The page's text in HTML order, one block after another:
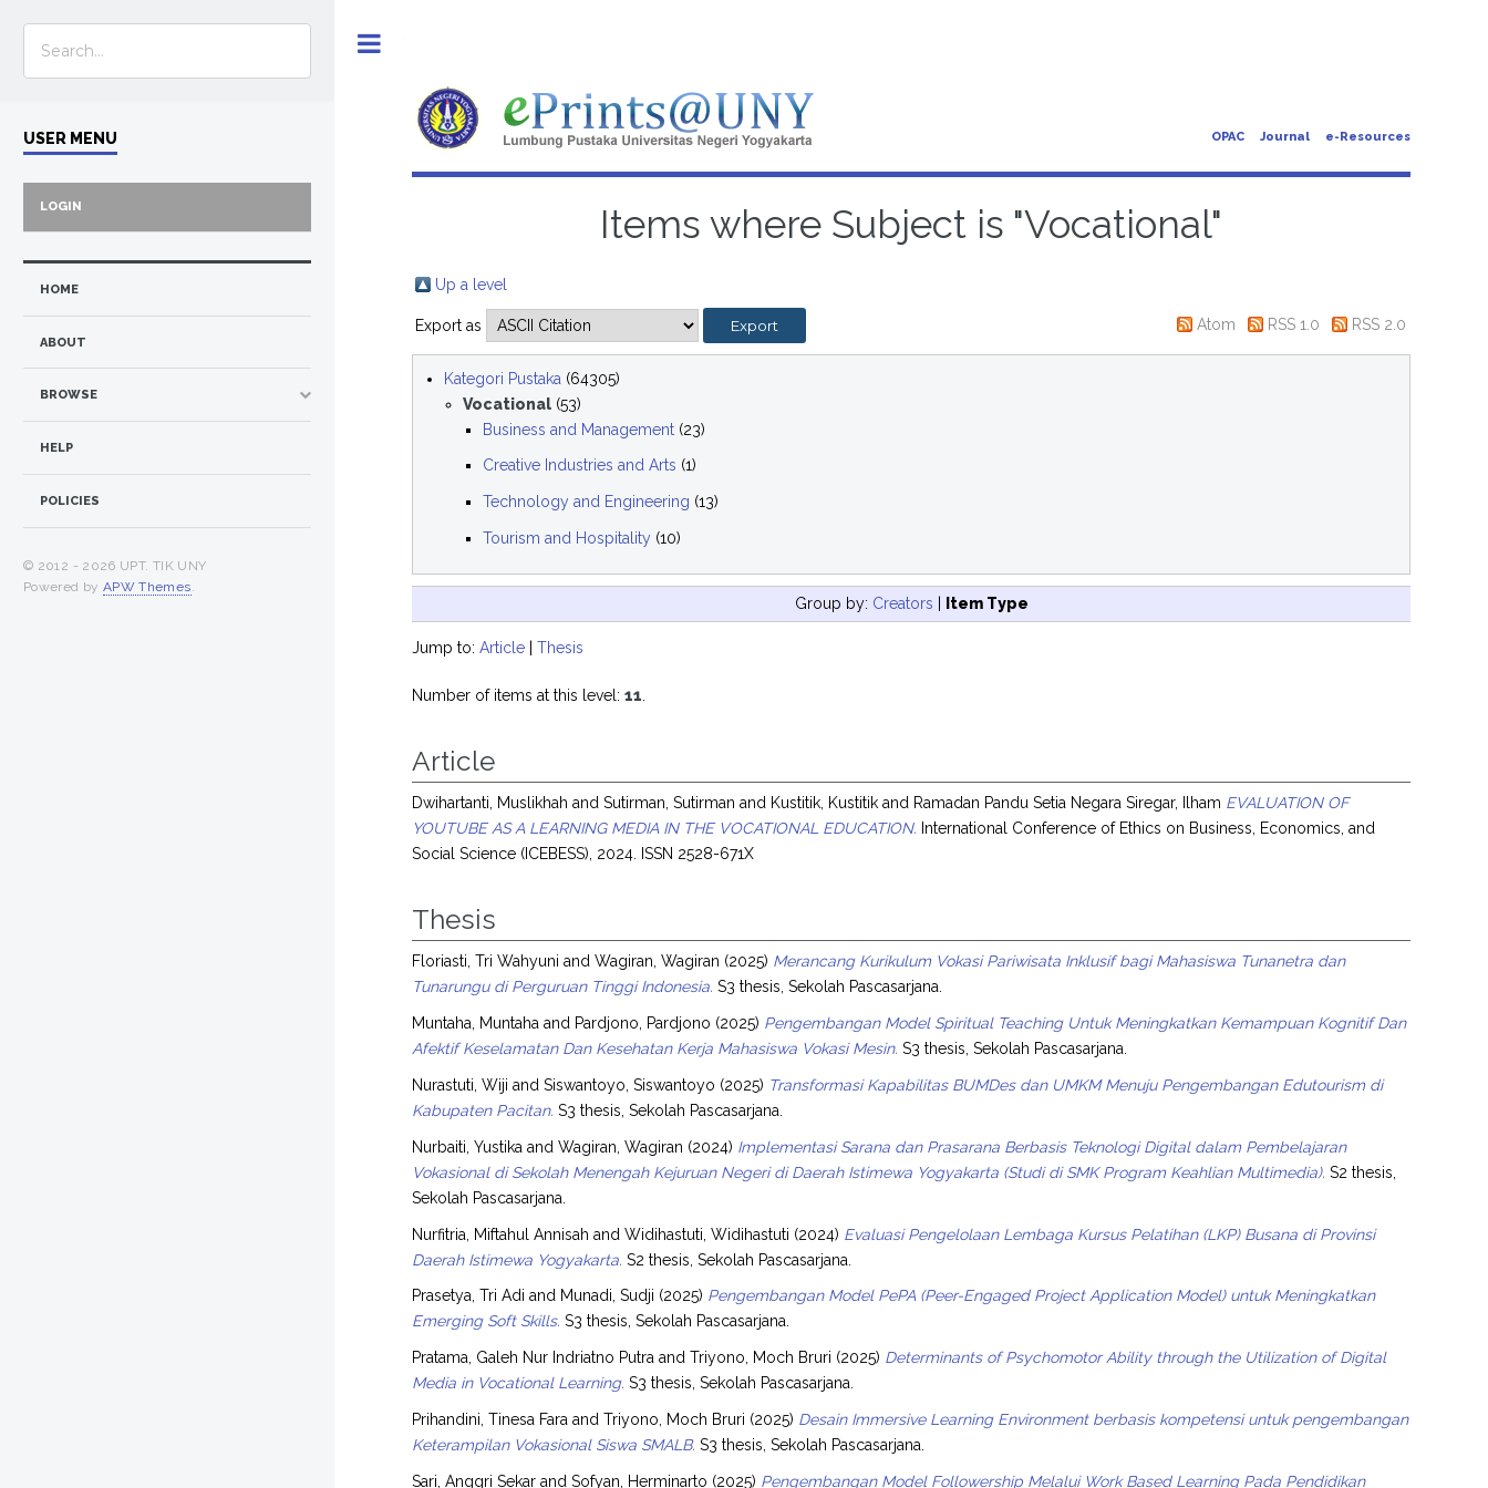
OPAC Journal e-Resources
Items where Subject is "Vocational"
Up a level
Export as Atom RSS 1.0 RSS 2.0
Kategori Pustaka (64305)
Vocational (53)
Business and Management(23)
Creative Industries and Arts (1)
Technology and Engineering (13)
Tourism and Hospitality (10)
Group by: Creators Item Type
Jump to:Article |Thesis
Number of items at this level:11
Article
Dwihartanti, Muslikhah andSutirman, Sutirman and Kustitik, Kustitik and Ramadan Pandu Setia Negara Siregar, Ilham EVALUATION OF
YOUTUBE AS A LEARNING MEDIA IN THE VOCATIONAL EDUCATION. International Conference of Ethics on Business, Economics, and
Social Science (ICEBESS), 2024. ISSN 2528-671X
Thesis
Floriasti, Tri Wahyuni andWagiran, Wagiran (2025) Merancang Kurikulum Vokasi Pariwisata Inklusif bagi Mahasiswa Tunanetra dan
Tunarungu di Perguruan Tinggi Indonesia. S3 thesis, Sekolah Pascasarjana.
Muntaha, Muntaha and Pardjono, Pardjono (2025) Pengembangan Model Spiritual Teaching Untuk Meningkatkan Kemampuan Kognitif Dan
Afektif Keselamatan Dan Kesehatan Kerja Mahasiswa Vokasi Mesin. S3 thesis, Sekolah Pascasarjana.
Nurastuti, Wiji andSiswantoyo, Siswantoyo (2025) Transformasi Kapabilitas BUMDes dan UMKM Menuju Pengembangan Edutourism di
Kabupaten Pacitan. S3 thesis, Sekolah Pascasarjana.
Nurbaiti, Yustika andWagiran, Wagiran (2024) Implementasi Sarana dan Prasarana Berbasis Teknologi Digital dalam Pembelajaran
Vokasional di Sekolah Menengah Kejuruan Negeri di Daerah Istimewa Yogyakarta (Studi di SMK Program Keahlian Multimedia). S2 thesis,
Sekolah Pascasarjana.
Nurfitria, Miftahul Annisah andWidihastuti, Widihastuti (2024) Evaluasi Pengelolaan Lembaga Kursus Pelatihan (LKP) Busana di Provinsi
Daerah Istimewa Yogyakarta. S2 thesis, Sekolah Pascasarjana.
Prasetya, Tri Adi and Munadi, Sudji (2025) Pengembangan Model PePA (Peer-Engaged Project Application Model) untuk Meningkatkan
Emerging Soft Skills. S3 thesis, Sekolah Pascasarjana.
Pratama, Galeh Nur Indriatno Putra andTriyono, Moch Bruri (2025) Determinants of Psychomotor Ability through the Utilization of Digital
Media in Vocational Learning. S3 thesis, Sekolah Pascasarjana.
Prihandini, Tinesa Fara andTriyono, Moch Bruri (2025) Desain Immersive Learning Environment berbasis kompetensi untuk pengembangan
Keterampilan Vokasional Siswa SMALB. S3 thesis, Sekolah Pascasarjana.
Sari, Anggri Sekar andSofyan, Herminarto (2025) Pengembangan Model Followership Melalui Work Based Learning Pada Pendidikan
USER MENU
LOGIN
HOME
ABOUT
BROWSE
HELP
POLICIES
© 2012 - 2026 UPT. TIK UNY
Powered by APW Themes